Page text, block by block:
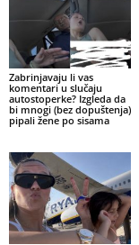
Zabrinjavaju li vas
komentari u slučaju
autostoperke? Izgleda da
bi mnogi (bez dopuštenja)
pipali žene po sisama